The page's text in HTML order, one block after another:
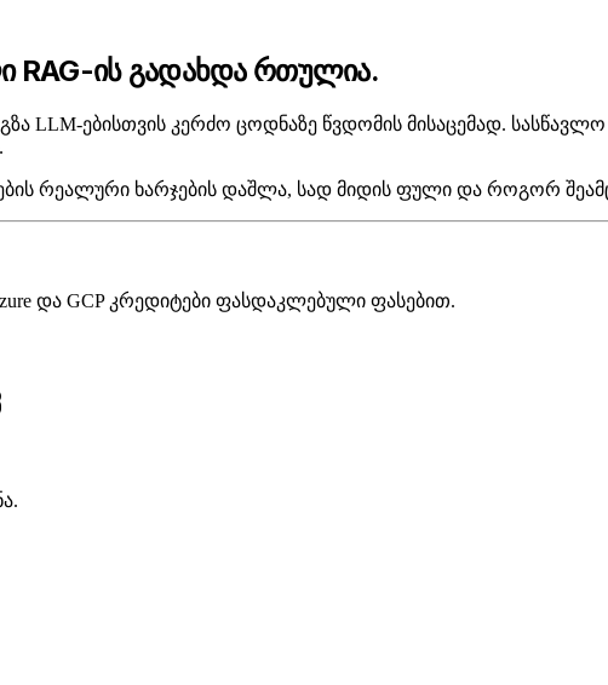
RAG-ის გადახდა რთულია.
გზა LLM-ებისთვის კერძო ცოდნაზე წვდომის მისაცემად.
.
რეალური ხარჯების დაშლა, სად მიდის ფული და როგორ
და GCP კრედიტები ფასდაკლებული ფასებით.